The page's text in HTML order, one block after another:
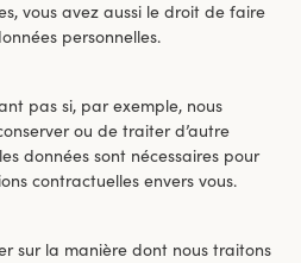
vous avez aussi le droit de faire
personnelles.
pas si, par exemple, nous
ou de traiter d’autre
données sont nécessaires pour
contractuelles envers vous.
sur la manière dont nous traitons